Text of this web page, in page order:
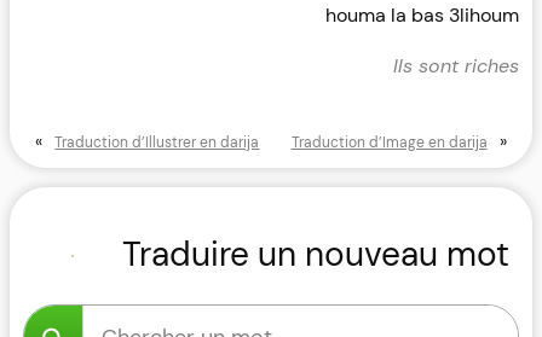
houma la bas 3lihoum
Ils sont riches
« Traduction d’Illustrer en darija Traduction d’Image en darija »
Traduire un nouveau mot